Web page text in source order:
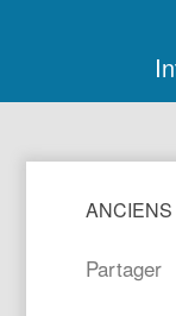
Partager